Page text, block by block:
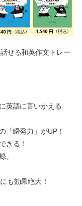
せる和英作文トレー
英語に言いかえる
「瞬発力」がUP！
きる！
。
も効果絶大！